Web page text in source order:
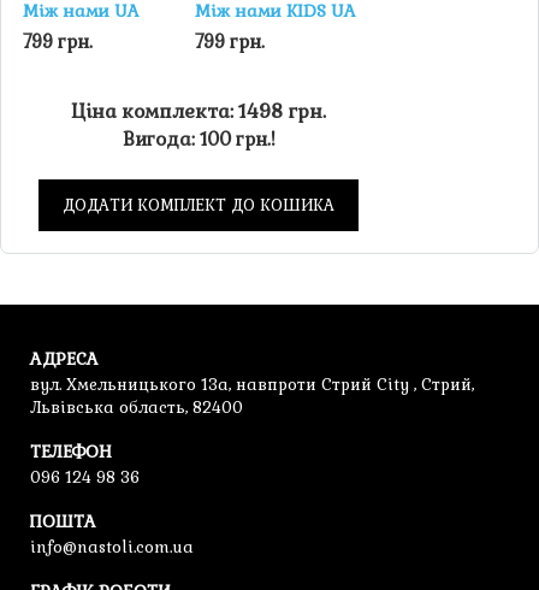
Між нами UA
799 грн.
Між нами KIDS UA
799 грн.
Ціна комплекта: 1498 грн.
Вигода: 100 грн.!
ДОДАТИ КОМПЛЕКТ ДО КОШИКА
АДРЕСА
вул. Хмельницького 13а, навпроти Стрий City , Стрий,
Львівська область, 82400
ТЕЛЕФОН
096 124 98 36
ПОШТА
info@nastoli.com.ua